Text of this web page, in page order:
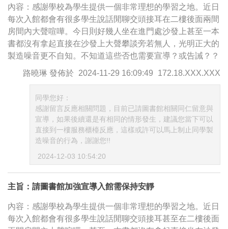
內容：感謝學校為學生提供一個非常理想的學習之地。近日
每次入館都會有很多學生說話閒聊交頭接耳在二樓後面兩間
房間內大聲喧嘩。今日則好幾人坐在進門處沙發上甚至一本
書都沒有拿起直接在沙發上大聲攀談旁若無人，光明正大的
製造噪音更不自知。不知道這些否也需要宣導？或告誡？？
路曉琳 發佈於 2024-11-29 16:09:49 172.18.XXX.XXX
同學您好：
感謝留言反應相關問題，目前已請圖書館相關同仁留意與
宣導，如果後續還是有相同的情形發生，建議您當下可以
直接到一樓服務櫃檯反應，這樣或許可以馬上制止同學製
造噪音的行為，謝謝您!!
2024-12-03 10:54:20
主旨：請圖書館加強宣導入館需保持安靜
內容：感謝學校為學生提供一個非常理想的學習之地。近日
每次入館都會有很多學生說話閒聊交頭接耳甚至在二樓後面